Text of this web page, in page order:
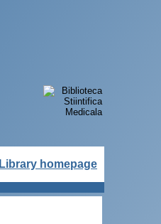
Library homepage